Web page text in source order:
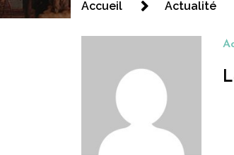
Accueil Actualité